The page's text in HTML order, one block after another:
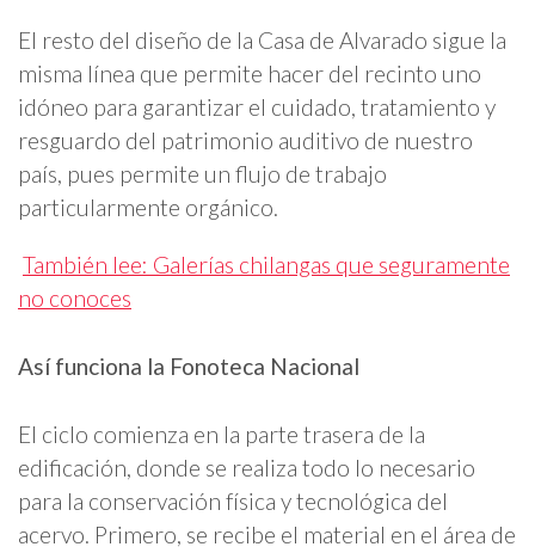
El resto del diseño de la Casa de Alvarado sigue la
misma línea que permite hacer del recinto uno
idóneo para garantizar el cuidado, tratamiento y
resguardo del patrimonio auditivo de nuestro
país, pues permite un flujo de trabajo
particularmente orgánico.
También lee: Galerías chilangas que seguramente
no conoces
Así funciona la Fonoteca Nacional
El ciclo comienza en la parte trasera de la
edificación, donde se realiza todo lo necesario
para la conservación física y tecnológica del
acervo. Primero, se recibe el material en el área de